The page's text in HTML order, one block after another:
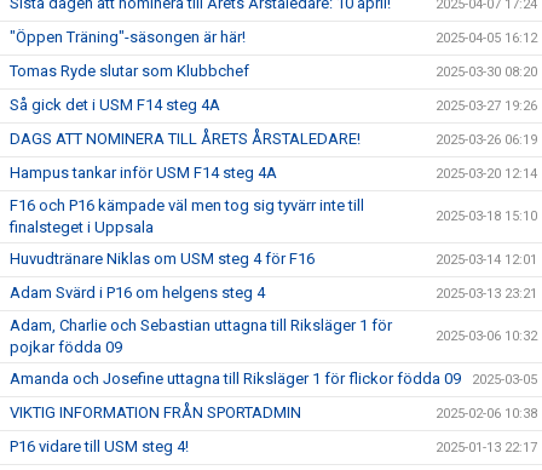
2025-04-07 17:24
"Öppen Träning"-säsongen är här! 2025-04-05 16:12
Tomas Ryde slutar som Klubbchef 2025-03-30 08:20
Så gick det i USM F14 steg 4A 2025-03-27 19:26
DAGS ATT NOMINERA TILL ÅRETS ÅRSTALEDARE! 2025-03-26 06:19
Hampus tankar inför USM F14 steg 4A 2025-03-20 12:14
F16 och P16 kämpade väl men tog sig tyvärr inte till
finalsteget i Uppsala
2025-03-18 15:10
Huvudtränare Niklas om USM steg 4 för F16 2025-03-14 12:01
Adam Svärd i P16 om helgens steg 4 2025-03-13 23:21
Adam, Charlie och Sebastian uttagna till Riksläger 1 för
pojkar födda 09
2025-03-06 10:32
Amanda och Josefine uttagna till Riksläger 1 för flickor födda 09 2025-03-05
VIKTIG INFORMATION FRÅN SPORTADMIN 2025-02-06 10:38
P16 vidare till USM steg 4! 2025-01-13 22:17